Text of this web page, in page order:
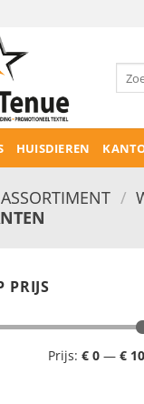
naar:
HUISDIEREN
ASSORTIMENT /
PRIJS
Prijs: € 0 — € 10